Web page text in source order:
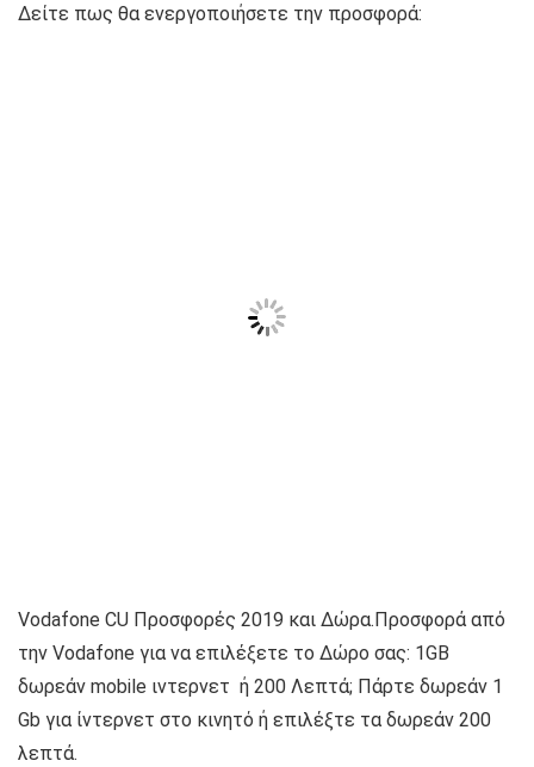
Δείτε πως θα ενεργοποιήσετε την προσφορά:
Vodafone CU Προσφορές 2019 και Δώρα.Προσφορά από
την Vodafone για να επιλέξετε το Δώρο σας: 1GB
δωρεάν mobile ιντερνετ ή 200 Λεπτά; Πάρτε δωρεάν 1
Gb για ίντερνετ στο κινητό ή επιλέξτε τα δωρεάν 200
λεπτά.